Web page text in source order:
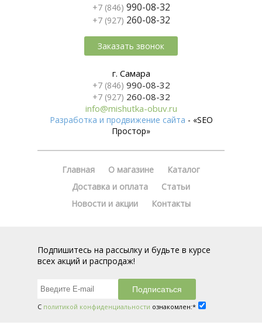
+7 (846) 990-08-32
+7 (927) 260-08-32
Заказать звонок
г. Самара
+7 (846) 990-08-32
+7 (927) 260-08-32
info@mishutka-obuv.ru
Разработка и продвижение сайта - «SEO
Простор»
Главная О магазине
Каталог
Доставка и оплата
Статьи
Новости и акции
Контакты
Подпишитесь на рассылку и будьте в курсе
всех акций и распродаж!
С политикой конфиденциальности ознакомлен:*